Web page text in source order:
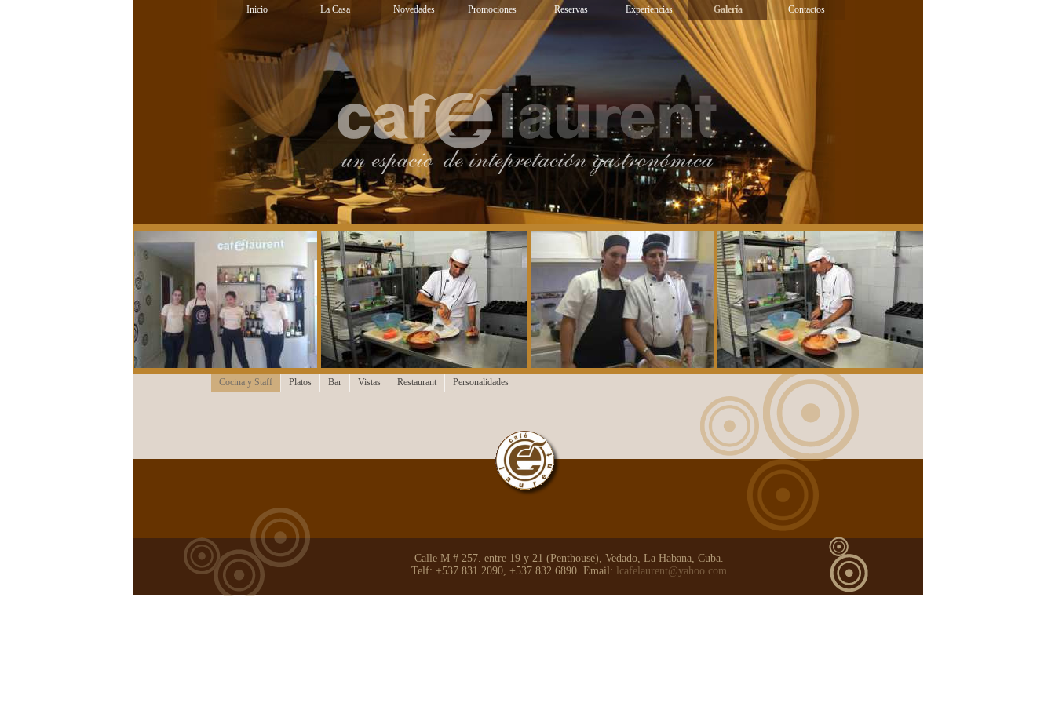
Inicio La Casa Novedades Promociones Reservas Experiencias Galería Contactos
Cocina y Staff Platos Bar Vistas Restaurant Personalidades
Calle M # 257. entre 19 y 21 (Penthouse), Vedado, La Habana, Cuba.
Telf: +537 831 2090, +537 832 6890. Email: lcafelaurent@yahoo.com